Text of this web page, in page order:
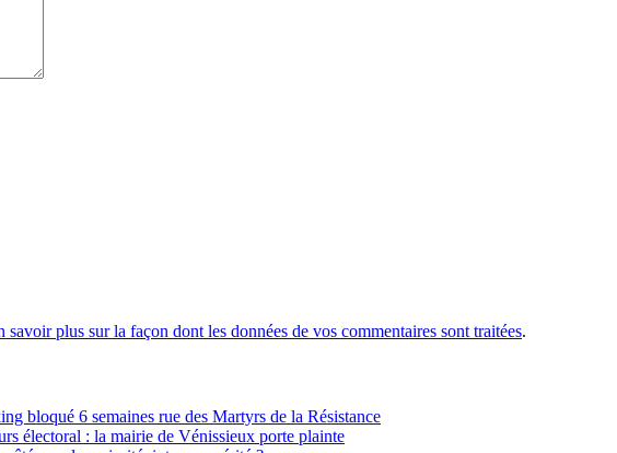
savoir plus sur la façon dont les données de vos commentaires sont traitées.
bloqué 6 semaines rue des Martyrs de la Résistance
électoral : la mairie de Vénissieux porte plainte